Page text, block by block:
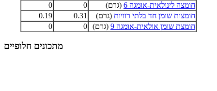
חומצה לינולאית-אומגה 6
(גרם) 0
0
חומצות שומן חד בלתי רוויות (גרם) 0.31
0.19
חומצת שומן אולאית-אומגה 9
(גרם) 0
0
מתכונים חלופיים